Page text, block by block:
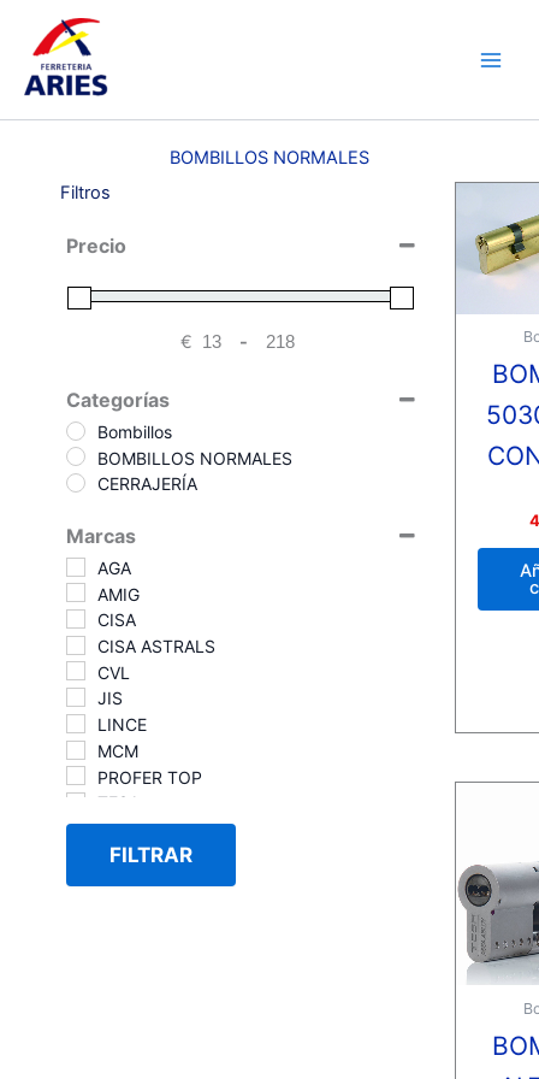
contenido
BOMBILLOS NORMALES
Filtros
Precio
€ Minimum Price
-Maximum Price
Categorías
Bombillos
BOMBILLOS NORMALES
CERRAJERÍA
Marcas
AGA
AMIG
CISA
CISA ASTRALS
CVL
JIS
LINCE
MCM
PROFER TOP
TESA
TESA T5
TESA TE5
FILTRAR
0